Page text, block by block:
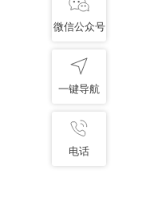
微信公众号
一键导航
电话